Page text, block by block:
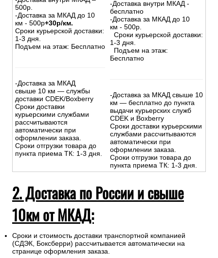
500р.
-Доставка за МКАД до 10
км - 500р+30р/км.
Сроки курьерской доставки:
1-3 дня.
Подъем на этаж: Бесплатно
-Доставка за МКАД
свыше 10 км — службы
доставки CDEK/Boxberry
Сроки доставки
курьерскими службами
рассчитываются
автоматически при
оформлении заказа.
Сроки отгрузки товара до
пункта приема ТК: 1-3 дня.
-Доставка внутри МКАД -
бесплатно
-Доставка за МКАД до 10
км - 500р.
Сроки курьерской доставки:
1-3 дня.
Подъем на этаж:
Бесплатно
-Доставка за МКАД свыше 10
км — бесплатно до пункта
выдачи курьерских служб
CDEK и Boxberry
Сроки доставки курьерскими
службами рассчитываются
автоматически при
оформлении заказа.
Сроки отгрузки товара до
пункта приема ТК: 1-3 дня.
2. Доставка по России и свыше
10км от МКАД:
Сроки и стоимость доставки транспортной компанией
(СДЭК, Боксберри) рассчитывается автоматически на
странице оформления заказа.